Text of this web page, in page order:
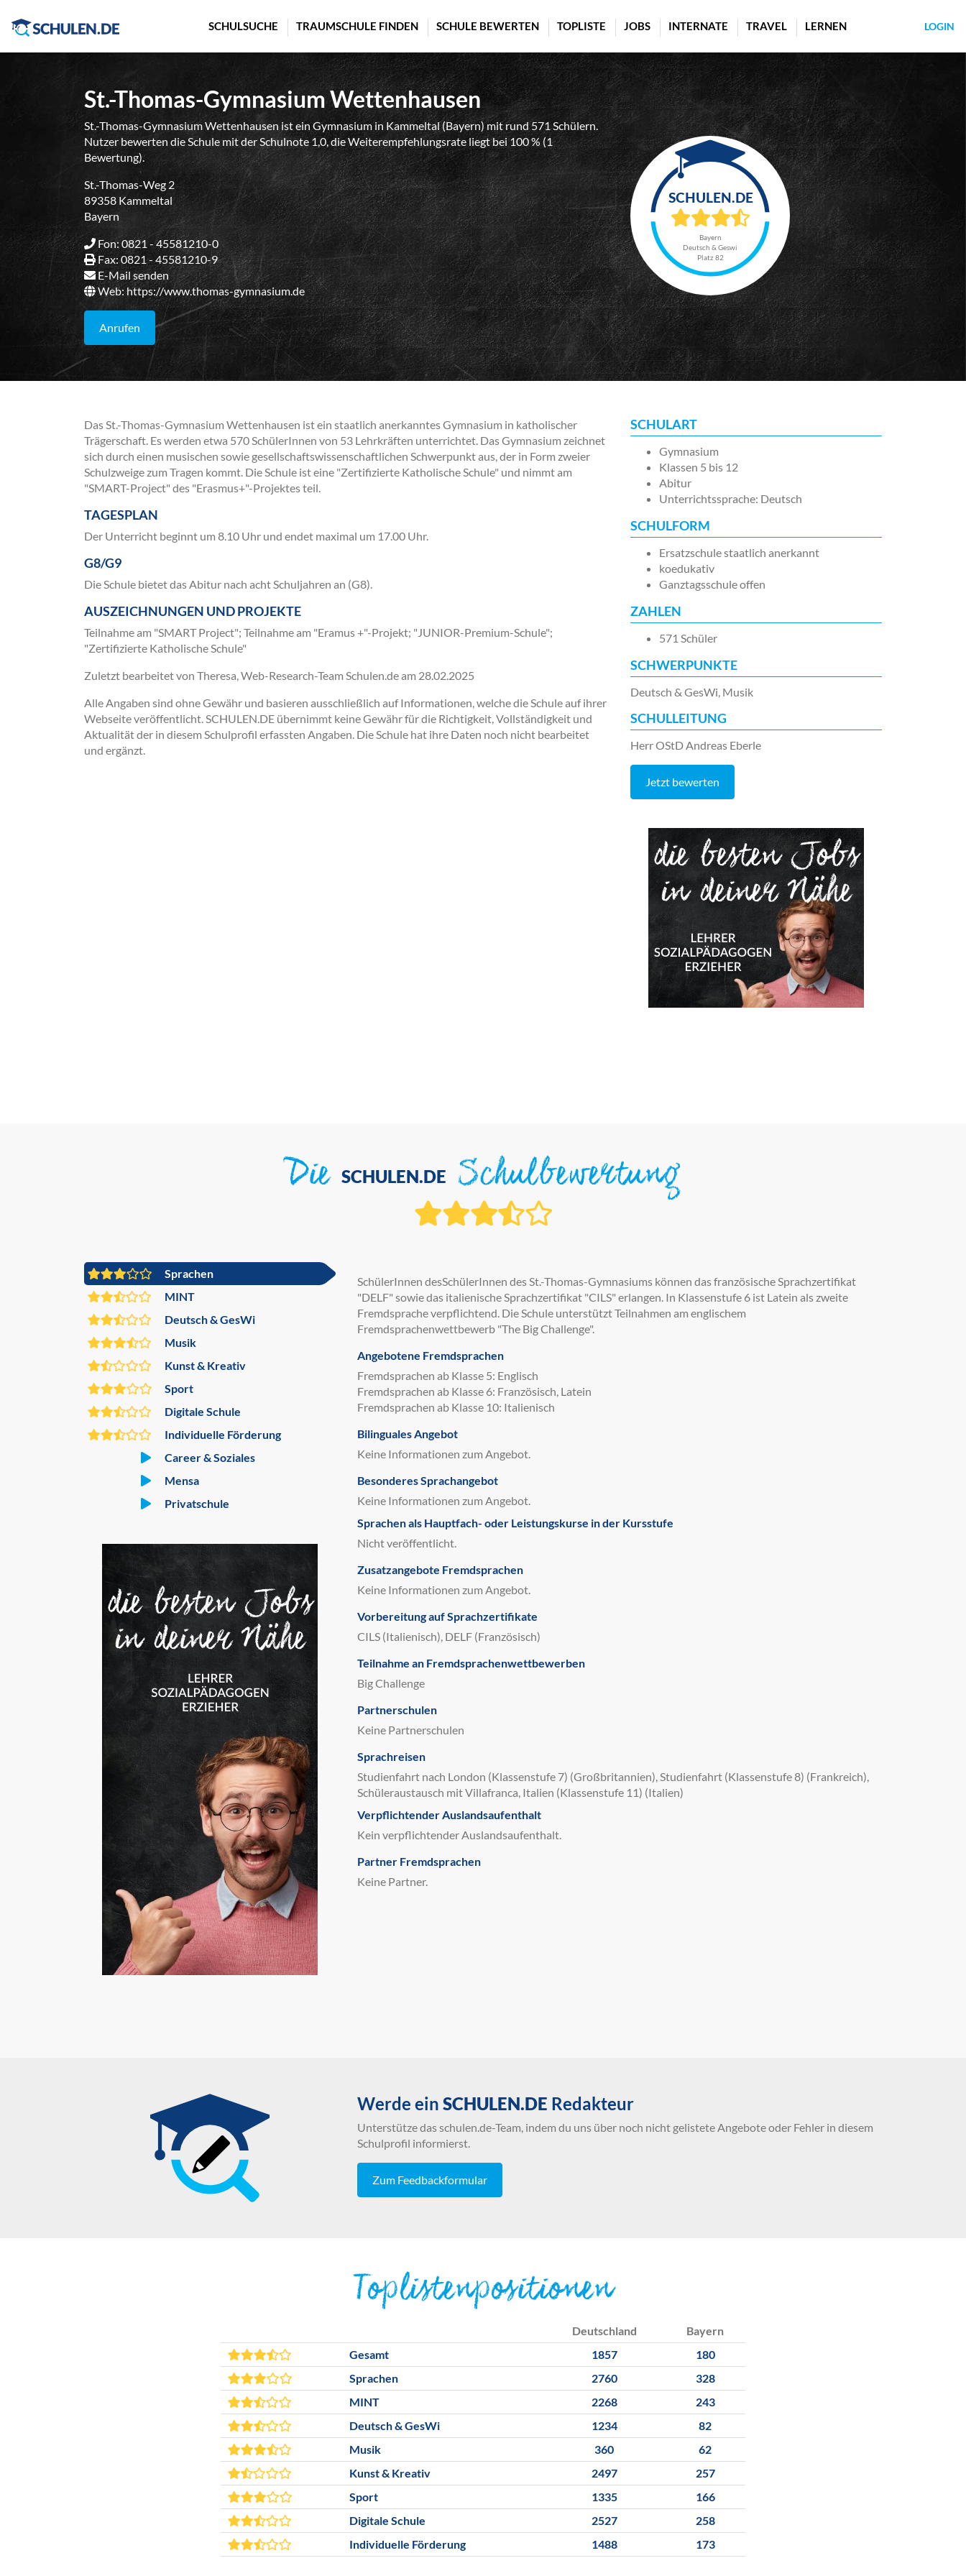
SCHULSUCHE TRAUMSCHULE FINDEN SCHULE BEWERTEN TOPLISTE JOBS INTERNATE TRAVEL LERNEN LOGIN
St.-Thomas-Gymnasium Wettenhausen
St.-Thomas-Gymnasium Wettenhausen ist ein Gymnasium in Kammeltal (Bayern) mit rund 571 Schülern.
Nutzer bewerten die Schule mit der Schulnote 1,0, die Weiterempfehlungsrate liegt bei 100 % (1
Bewertung).
St.-Thomas-Weg 2
89358 Kammeltal
Bayern
Fon: 0821 - 45581210-0
Fax: 0821 - 45581210-9
E-Mail senden
Web:https://www.thomas-gymnasium.de
Anrufen
Bayern
Deutsch & Geswi
Platz 82
Das St.-Thomas-Gymnasium Wettenhausen ist ein staatlich anerkanntes Gymnasium in katholischer
Trägerschaft. Es werden etwa 570 SchülerInnen von 53 Lehrkräften unterrichtet. Das Gymnasium zeichnet
sich durch einen musischen sowie gesellschaftswissenschaftlichen Schwerpunkt aus, der in Form zweier
Schulzweige zum Tragen kommt. Die Schule ist eine "Zertifizierte Katholische Schule" und nimmt am
"SMART-Project" des "Erasmus+"-Projektes teil.
TAGESPLAN
Der Unterricht beginnt um 8.10 Uhr und endet maximal um 17.00 Uhr.
G8/G9
Die Schule bietet das Abitur nach acht Schuljahren an (G8).
AUSZEICHNUNGEN UND PROJEKTE
Teilnahme am "SMART Project"; Teilnahme am "Eramus +"-Projekt; "JUNIOR-Premium-Schule";
"Zertifizierte Katholische Schule"
Zuletzt bearbeitet von Theresa, Web-Research-Team Schulen.de am 28.02.2025
Alle Angaben sind ohne Gewähr und basieren ausschließlich auf Informationen, welche die Schule auf ihrer
Webseite veröffentlicht. SCHULEN.DE übernimmt keine Gewähr für die Richtigkeit, Vollständigkeit und
Aktualität der in diesem Schulprofil erfassten Angaben. Die Schule hat ihre Daten noch nicht bearbeitet
und ergänzt.
SCHULART
Gymnasium
Klassen 5 bis 12
Abitur
Unterrichtssprache: Deutsch
SCHULFORM
Ersatzschule staatlich anerkannt
koedukativ
Ganztagsschule offen
ZAHLEN
571 Schüler
SCHWERPUNKTE
Deutsch & GesWi, Musik
SCHULLEITUNG
Herr OStD Andreas Eberle
Jetzt bewerten
Die SCHULEN.DE Schulbewertung
Sprachen
MINT
Deutsch & GesWi
Musik
Kunst & Kreativ
Sport
Digitale Schule
Individuelle Förderung
Career & Soziales
Mensa
Privatschule
SchülerInnen desSchülerInnen des St.-Thomas-Gymnasiums können das französische Sprachzertifikat
"DELF" sowie das italienische Sprachzertifikat "CILS" erlangen. In Klassenstufe 6 ist Latein als zweite
Fremdsprache verpflichtend. Die Schule unterstützt Teilnahmen am englischem
Fremdsprachenwettbewerb "The Big Challenge".
Angebotene Fremdsprachen
Fremdsprachen ab Klasse 5: Englisch
Fremdsprachen ab Klasse 6: Französisch, Latein
Fremdsprachen ab Klasse 10: Italienisch
Bilinguales Angebot
Keine Informationen zum Angebot.
Besonderes Sprachangebot
Keine Informationen zum Angebot.
Sprachen als Hauptfach- oder Leistungskurse in der Kursstufe
Nicht veröffentlicht.
Zusatzangebote Fremdsprachen
Keine Informationen zum Angebot.
Vorbereitung auf Sprachzertifikate
CILS (Italienisch), DELF (Französisch)
Teilnahme an Fremdsprachenwettbewerben
Big Challenge
Partnerschulen
Keine Partnerschulen
Sprachreisen
Studienfahrt nach London (Klassenstufe 7) (Großbritannien), Studienfahrt (Klassenstufe 8) (Frankreich),
Schüleraustausch mit Villafranca, Italien (Klassenstufe 11) (Italien)
Verpflichtender Auslandsaufenthalt
Kein verpflichtender Auslandsaufenthalt.
Partner Fremdsprachen
Keine Partner.
Werde ein SCHULEN.DE Redakteur
Unterstütze das schulen.de-Team, indem du uns über noch nicht gelistete Angebote oder Fehler in diesem
Schulprofil informierst.
Zum Feedbackformular
Toplistenpositionen
Deutschland
Bayern
Gesamt
1857
180
Sprachen
2760
328
MINT
2268
243
Deutsch & GesWi
1234
82
Musik
360
62
Kunst & Kreativ
2497
257
Sport
1335
166
Digitale Schule
2527
258
Individuelle Förderung
1488 173